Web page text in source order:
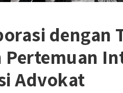
dengan
Pertemuan
Advokat